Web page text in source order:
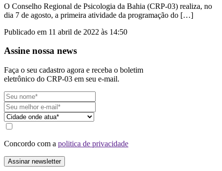
O Conselho Regional de Psicologia da Bahia (CRP-03) realiza, no
dia 7 de agosto, a primeira atividade da programação do […]
Publicado em 11 abril de 2022 às 14:50
Assine nossa news
Faça o seu cadastro agora e receba o boletim
eletrônico do CRP-03 em seu e-mail.
Concordo com a politica de privacidade